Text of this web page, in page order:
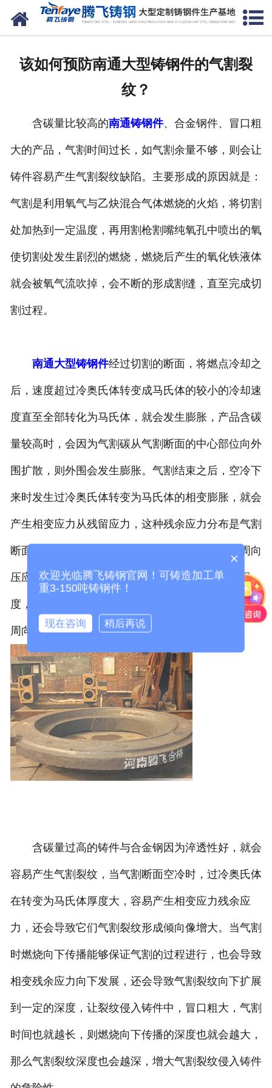
网站首页
生产能力
联系我们
该如何预防南通大型铸钢件的气割裂
纹？
含碳量比较高的南通铸钢件、合金钢件、冒口粗
大的产品，气割时间过长，如气割余量不够，则会让
铸件容易产生气割裂纹缺陷。主要形成的原因就是：
气割是利用氧气与乙炔混合气体燃烧的火焰，将切割
处加热到一定温度，再用割枪割嘴纯氧孔中喷出的氧
使切割处发生剧烈的燃烧，燃烧后产生的氧化铁液体
就会被氧气流吹掉，会不断的形成割缝，直至完成切
割过程。
南通大型铸钢件经过切割的断面，将燃点冷却之
后，速度超过冷奥氏体转变成马氏体的较小的冷却速
度直至全部转化为马氏体，就会发生膨胀，产品含碳
量较高时，会因为气割碳从气割断面的中心部位向外
围扩散，则外围会发生膨胀。气割结束之后，空冷下
来时发生过冷奥氏体转变为马氏体的相变膨胀，就会
产生相变应力从残留应力，这种残余应力分布是气割
断面的外围圆周部分为周向拉应力，中心部位是周向
压应力。如果周向拉应力超过了合金材料的抗拉强
度，则会产生径向裂纹而形成气割裂纹，中心部分为
周向压应力，就不会产生径向裂纹。
含碳量过高的铸件与合金钢因为淬透性好，就会
容易产生气割裂纹，当气割断面空冷时，过冷奥氏体
在转变为马氏体厚度大，容易产生相变应力残余应
力，还会导致它们气割裂纹形成倾向像增大。当气割
时燃烧向下传播能够保证气割的过程进行，也会导致
相变残余应力向下发展，还会导致气割裂纹向下扩展
到一定的深度，让裂纹侵入铸件中，冒口粗大，气割
时间也就越长，则燃烧向下传播的深度也就会越大，
那么气割裂纹深度也会越深，增大气割裂纹侵入铸件
×
欢迎光临腾飞铸钢官网！可铸造加工单
重3-150吨铸钢件！
现在咨询 稍后再说